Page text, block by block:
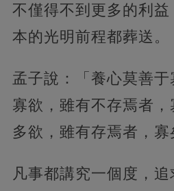
不僅得不到更多的利
本的光明前程都葬送。
孟子說：「養心莫善
寡欲，雖有不存焉者
多欲，雖有存焉者，寡
凡事都講究一個度，